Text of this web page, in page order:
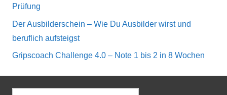
Prüfung
Der Ausbilderschein – Wie Du Ausbilder wirst und
beruflich aufsteigst
Gripscoach Challenge 4.0 – Note 1 bis 2 in 8 Wochen